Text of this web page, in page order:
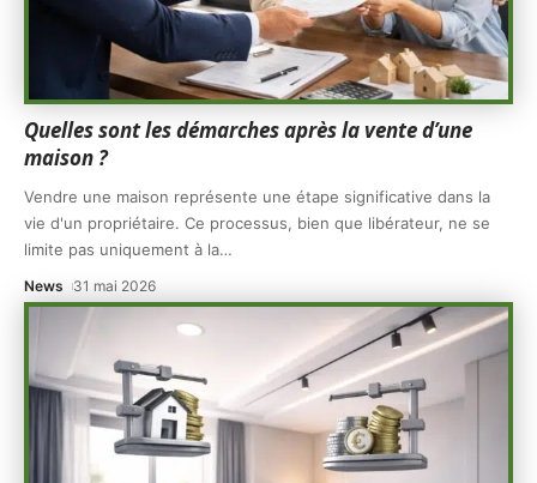
Quelles sont les démarches après la vente d’une
maison ?
Vendre une maison représente une étape significative dans la
vie d'un propriétaire. Ce processus, bien que libérateur, ne se
limite pas uniquement à la…
News 31 mai 2026